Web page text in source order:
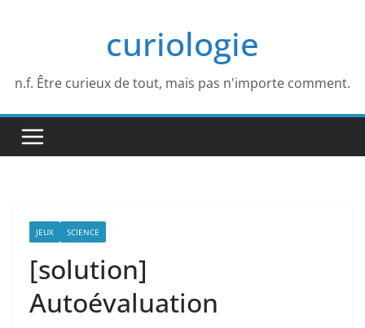
curiologie
n.f. Être curieux de tout, mais pas n'importe comment.
JEUX SCIENCE
[solution]
Autoévaluation